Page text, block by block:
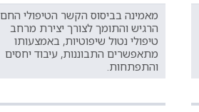
מאמינה בביסוס הקשר הטיפולי החם
הרגיש והתומך לצורך יצירת מרחב
טיפולי נטול שיפוטיות, באמצעותו
מתאפשרים התבוננות, עיבוד יחסים
והתפתחות.